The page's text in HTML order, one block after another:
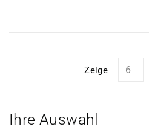
Zeige
Ihre Auswahl